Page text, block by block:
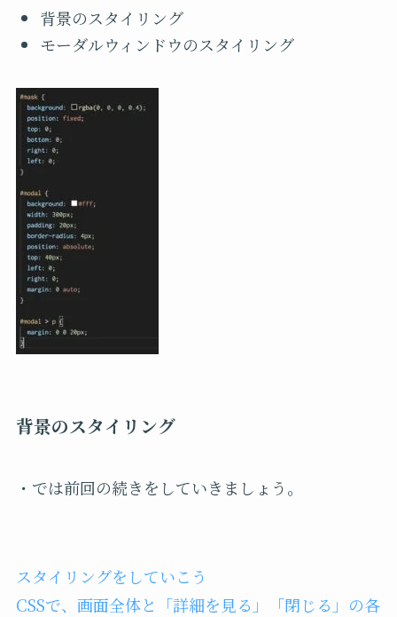
背景のスタイリング
モーダルウィンドウのスタイリング
背景のスタイリング
・では前回の続きをしていきましょう。
スタイリングをしていこう
CSSで、画面全体と「詳細を見る」「閉じる」の各